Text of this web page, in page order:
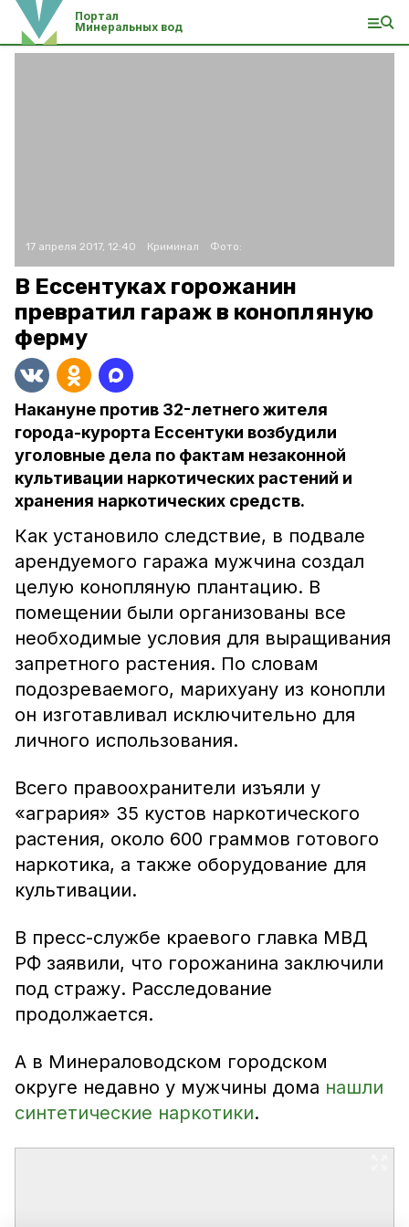
Портал
Минеральных вод
17 апреля 2017, 12:40 Криминал Фото:
В Ессентуках горожанин
превратил гараж в конопляную
ферму
Накануне против 32-летнего жителя
города-курорта Ессентуки возбудили
уголовные дела по фактам незаконной
культивации наркотических растений и
хранения наркотических средств.
Как установило следствие, в подвале
арендуемого гаража мужчина создал
целую конопляную плантацию. В
помещении были организованы все
необходимые условия для выращивания
запретного растения. По словам
подозреваемого, марихуану из конопли
он изготавливал исключительно для
личного использования.
Всего правоохранители изъяли у
«агрария» 35 кустов наркотического
растения, около 600 граммов готового
наркотика, а также оборудование для
культивации.
В пресс-службе краевого главка МВД
РФ заявили, что горожанина заключили
под стражу. Расследование
продолжается.
А в Минераловодском городском
округе недавно у мужчины дома нашли
синтетические наркотики.